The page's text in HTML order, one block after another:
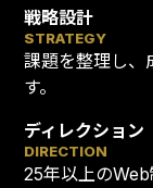
戦略設計
STRATEGY
課題を整理し、
す。
ディレクション
DIRECTION
25年以上の